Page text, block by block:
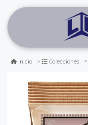
Inicio Colecciones